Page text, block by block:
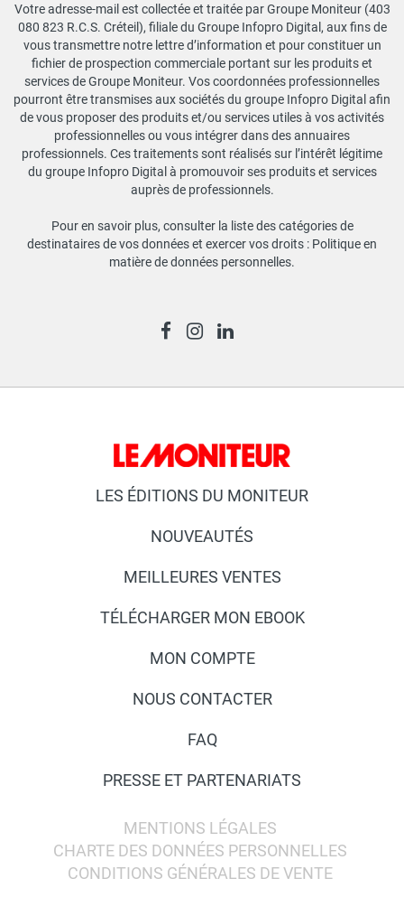
Votre adresse-mail est collectée et traitée par Groupe Moniteur (403
080 823 R.C.S. Créteil), filiale du Groupe Infopro Digital, aux fins de
vous transmettre notre lettre d’information et pour constituer un
fichier de prospection commerciale portant sur les produits et
services de Groupe Moniteur. Vos coordonnées professionnelles
pourront être transmises aux sociétés du groupe Infopro Digital afin
de vous proposer des produits et/ou services utiles à vos activités
professionnelles ou vous intégrer dans des annuaires
professionnels. Ces traitements sont réalisés sur l’intérêt légitime
du groupe Infopro Digital à promouvoir ses produits et services
auprès de professionnels.
Pour en savoir plus, consulter la liste des catégories de
destinataires de vos données et exercer vos droits : Politique en
matière de données personnelles.
LES ÉDITIONS DU MONITEUR
NOUVEAUTÉS
MEILLEURES VENTES
TÉLÉCHARGER MON EBOOK
MON COMPTE
NOUS CONTACTER
FAQ
PRESSE ET PARTENARIATS
MENTIONS LÉGALES
CHARTE DES DONNÉES PERSONNELLES
CONDITIONS GÉNÉRALES DE VENTE